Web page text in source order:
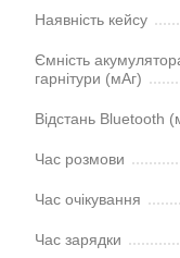
Наявність кейсу
Ємність
гарнітури (мАг)
Відстань Bluetooth
Час розмови
Час очікування
Час зарядки